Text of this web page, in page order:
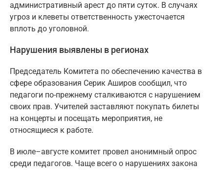
административный арест до пяти суток. В случаях
угроз и клеветы ответственность ужесточается
вплоть до уголовной.
Нарушения выявлены в регионах
Председатель Комитета по обеспечению качества в
сфере образования Серик Аширов сообщил, что
педагоги по-прежнему сталкиваются с нарушением
своих прав. Учителей заставляют покупать билеты
на концерты и посещать мероприятия, не
относящиеся к работе.
В июле–августе комитет провел анонимный опрос
среди педагогов. Чаще всего о нарушениях закона